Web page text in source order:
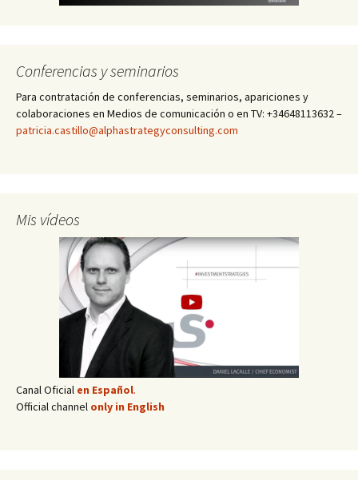
Conferencias y seminarios
Para contratación de conferencias, seminarios, apariciones y
colaboraciones en Medios de comunicación o en TV: +34648113632 –
patricia.castillo@alphastrategyconsulting.com
Mis vídeos
Canal Oficial en Español.
Official channel only in English